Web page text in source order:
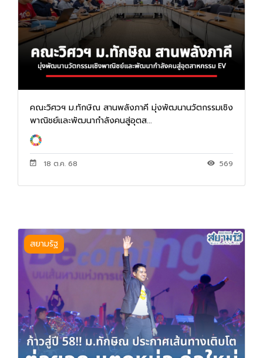
คณะวิศวฯ ม.ทักษิณ สานพลังภาคี มุ่งพัฒนานวัตกรรมเชิง
พาณิชย์และพัฒนากำลังคนสู่อุตส...
18 ต.ค. 68 569
สยามรัฐ